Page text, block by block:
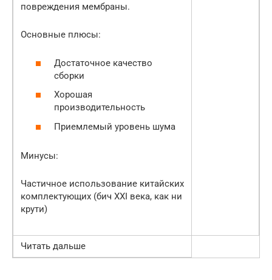
повреждения мембраны.
Основные плюсы:
Достаточное качество
сборки
Хорошая
производительность
Приемлемый уровень шума
Минусы:
Частичное использование китайских
комплектующих (бич XXI века, как ни
крути)
Читать дальше